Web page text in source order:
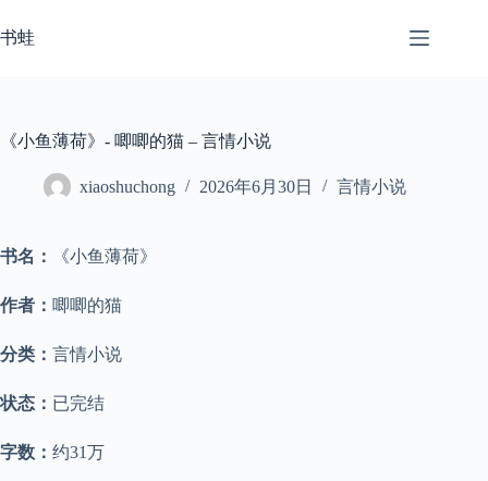
至
书蛙
《小鱼薄荷》- 唧唧的猫 – 言情小说
xiaoshuchong 2026年6月30日 言情小说
书名： 《小鱼薄荷》
作者： 唧唧的猫
分类： 言情小说
状态： 已完结
字数： 约31万